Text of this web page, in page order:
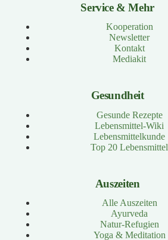
Service & Mehr
Kooperation
Newsletter
Kontakt
Mediakit
Gesundheit
Gesunde Rezepte
Lebensmittel-Wiki
Lebensmittelkunde
Top 20 Lebensmittel
Auszeiten
Alle Auszeiten
Ayurveda
Natur-Refugien
Yoga & Meditation